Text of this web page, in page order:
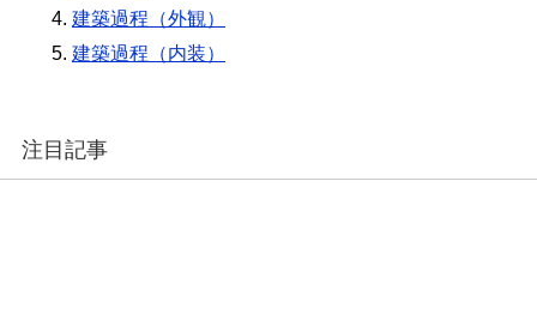
建築過程（外観）
建築過程（内装）
注目記事